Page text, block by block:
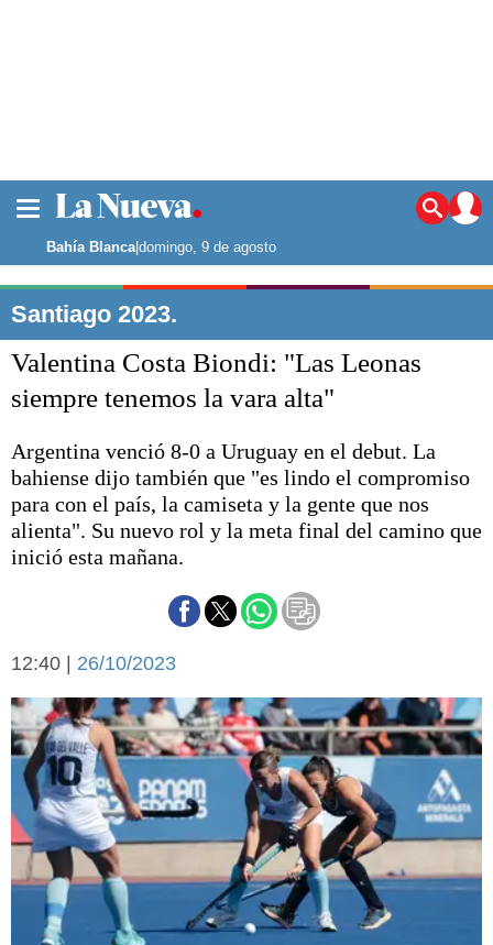
Noticias
La ciudad
Punta Alta
El mundo
Seguridad
Deportes
Escenario Olímpico
Liga del Sur
Básquetbol
Fútbol
Aplausos
Cines
Economía y campo
Espacio empresas
Sociedad y tiempo
libre
Sociedad
Tecnología
Turismo
Salud
Es viral
El tiempo
Cartón Lleno
Bahía Blanca|domingo, 9 de agosto
Santiago 2023.
Valentina Costa Biondi: "Las Leonas
siempre tenemos la vara alta"
Argentina venció 8-0 a Uruguay en el debut. La
bahiense dijo también que "es lindo el compromiso
para con el país, la camiseta y la gente que nos
alienta". Su nuevo rol y la meta final del camino que
inició esta mañana.
12:40 | 26/10/2023